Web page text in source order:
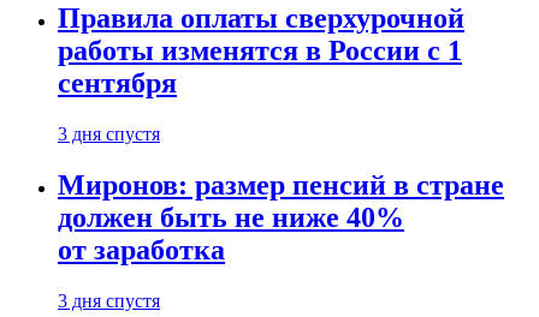
Правила оплаты сверхурочной
работы изменятся в России с 1
сентября
3 дня спустя
Миронов: размер пенсий в стране
должен быть не ниже 40%
от заработка
3 дня спустя